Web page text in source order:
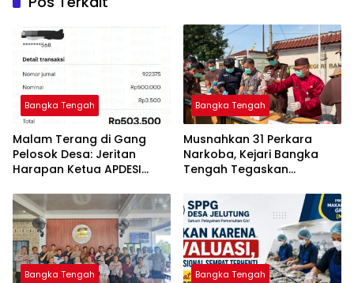
Bangka Tengah
Malam Terang di Gang
Pelosok Desa: Jeritan
Harapan Ketua APDESI
Babel
Bangka Tengah
Musnahkan 31 Perkara
Narkoba, Kejari Bangka
Tengah Tegaskan
Kejahatan Hingga Tuntas
Bangka Tengah Bangka Tengah